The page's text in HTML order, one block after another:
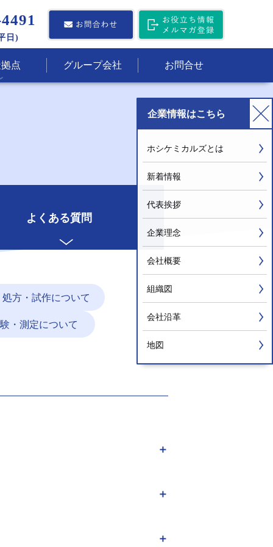
日)
点 グループ会社 お問合せ
企業情報はこちら
ホシケミカルズとは
新着情報
代表挨拶
企業理念
会社概要
組織図
会社沿革
地図
よくある質問
方・試作について
・測定について
＋
＋
＋